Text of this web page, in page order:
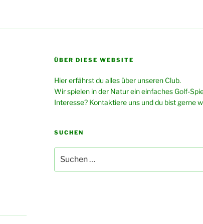
ÜBER DIESE WEBSITE
Hier erfährst du alles über unseren Club.
Wir spielen in der Natur ein einfaches Golf-
Interesse? Kontaktiere uns und du bist gerne
SUCHEN
nach: